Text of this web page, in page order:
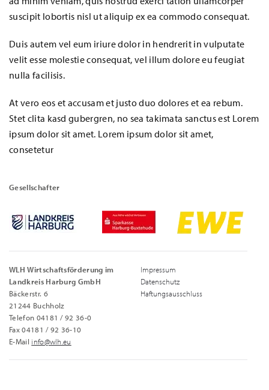
suscipit lobortis nisl ut aliquip ex ea commodo consequat.
Duis autem vel eum iriure dolor in hendrerit in vulputate
velit esse molestie consequat, vel illum dolore eu feugiat
nulla facilisis.
At vero eos et accusam et justo duo dolores et ea rebum.
Stet clita kasd gubergren, no sea takimata sanctus est Lorem
ipsum dolor sit amet. Lorem ipsum dolor sit amet,
consetetur
Gesellschafter
WLH Wirtschaftsförderung im
Landkreis Harburg GmbH
Bäckerstr. 6
21244 Buchholz
Telefon 04181 / 92 36-0
Fax 04181 / 92 36-10
E-Mail info@wlh.eu
Impressum
Datenschutz
Haftungsausschluss